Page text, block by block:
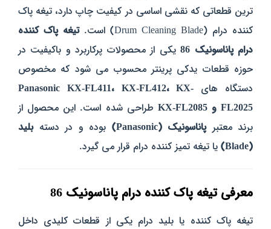
ترین قطعاتی که نقشی اساسی در کیفیت چاپ دارد، تیغه پاک‌
کننده درام (Drum Cleaning Blade) است.
تیغه پاک‌ کننده
درام پاناسونیک 86
یکی از محصولات پرکاربرد و باکیفیت در
حوزه قطعات یدکی پرینتر محسوب می‌ شود که مخصوص
دستگاه‌ های Panasonic KX-FL411، KX-FL412، KX-
FL2025 و KX-FL2085
طراحی شده است. این محصول از
برند معتبرپاناسونیک (Panasonic) بوده و در دستهبلید
(Blade)
یا تیغه تمیز کننده درام قرار می‌ گیرد.
معرفی تیغه پاک‌ کننده درام پاناسونیک 86
تیغه پاک‌ کننده یا بلید درام یکی از قطعات کلیدی داخل